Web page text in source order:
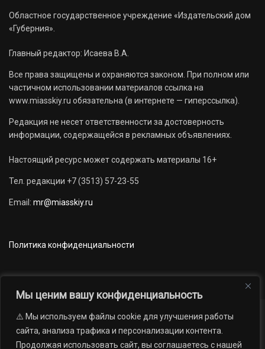
Мы ценим вашу конфиденциальность
⚠️ Мы используем файлы cookie для улучшения работы
сайта, анализа трафика и персонализации контента.
Продолжая использовать сайт, вы соглашаетесь с нашей
Областное государственное учреждение «Издательский дом
«Губерния».
Главный редактор: Исаева В.А.
Все права защищены и охраняются законом. При полном или
частичном использовании материалов ссылка на
www.miasskiy.ru обязательна (в интернете — гиперссылка).
Редакция не несет ответственности за достоверность
информации, содержащейся в рекламных объявлениях.
Настоящий ресурс может содержать материалы 16+
Тел. редакции +7 (3513) 57-23-55
Email: mr@miasskiy.ru
Политика конфиденциальности
Новости Наши проекты
Официально
АРХИВ
16+